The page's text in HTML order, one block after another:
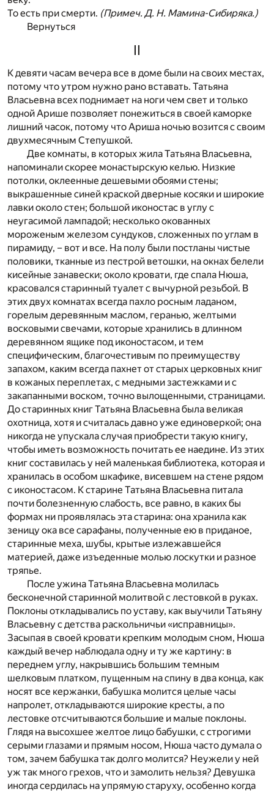
То есть при смерти. (Примеч. Д. Н. Мамина-Сибиряка.)
Вернуться
II
К девяти часам вечера все в доме были на своих местах,
потому что утром нужно рано вставать. Татьяна
Власьевна всех поднимает на ноги чем свет и только
одной Арише позволяет понежиться в своей каморке
лишний часок, потому что Ариша ночью возится с своим
двухмесячным Степушкой.
Две комнаты, в которых жила Татьяна Власьевна,
напоминали скорее монастырскую келью. Низкие
потолки, оклеенные дешевыми обоями стены;
выкрашенные синей краской дверные косяки и широкие
лавки около стен; большой иконостас в углу с
неугасимой лампадой; несколько окованных
мороженым железом сундуков, сложенных по углам в
пирамиду, – вот и все. На полу были постланы чистые
половики, тканные из пестрой ветошки, на окнах белели
кисейные занавески; около кровати, где спала Нюша,
красовался старинный туалет с вычурной резьбой. В
этих двух комнатах всегда пахло росным ладаном,
горелым деревянным маслом, геранью, желтыми
восковыми свечами, которые хранились в длинном
деревянном ящике под иконостасом, и тем
специфическим, благочестивым по преимуществу
запахом, каким всегда пахнет от старых церковных книг
в кожаных переплетах, с медными застежками и с
закапанными воском, точно вылощенными, страницами.
До старинных книг Татьяна Власьевна была великая
охотница, хотя и считалась давно уже единоверкой; она
никогда не упускала случая приобрести такую книгу,
чтобы иметь возможность почитать ее наедине. Из этих
книг составилась у ней маленькая библиотека, которая и
хранилась в особом шкафике, висевшем на стене рядом
с иконостасом. К старине Татьяна Власьевна питала
почти болезненную слабость, все равно, в каких бы
формах ни проявлялась эта старина: она хранила как
зеницу ока все сарафаны, полученные ею в приданое,
старинные меха, шубы, крытые излежавшейся
материей, даже изъеденные молью лоскутки и разное
тряпье.
После ужина Татьяна Власьевна молилась
бесконечной старинной молитвой с лестовкой в руках.
Поклоны откладывались по уставу, как выучили Татьяну
Власьевну с детства раскольничьи «исправницы».
Засыпая в своей кровати крепким молодым сном, Нюша
каждый вечер наблюдала одну и ту же картину: в
переднем углу, накрывшись большим темным
шелковым платком, пущенным на спину в два конца, как
носят все кержанки, бабушка молится целые часы
напролет, откладываются широкие кресты, а по
лестовке отсчитываются большие и малые поклоны.
Глядя на высохшее желтое лицо бабушки, с строгими
серыми глазами и прямым носом, Нюша часто думала о
том, зачем бабушка так долго молится? Неужели у ней
уж так много грехов, что и замолить нельзя? Девушка
иногда сердилась на упрямую старуху, особенно когда